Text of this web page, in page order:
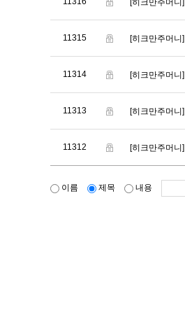
[히크만주머니]
11315 [히크만주머니]
11314 [히크만주머니]
11313 [히크만주머니]
11312 [히크만주머니]
이름 제목 내용